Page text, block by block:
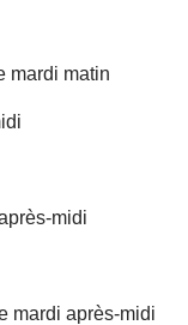
mardi matin
midi
mardi après-midi